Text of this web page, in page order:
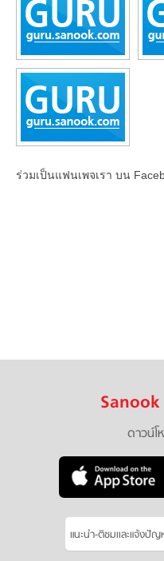
ร่วมเป็นแฟนเพจเรา บน
ดาวน์โ
แนะนำ-ติชมเเละแจ้งปัญ